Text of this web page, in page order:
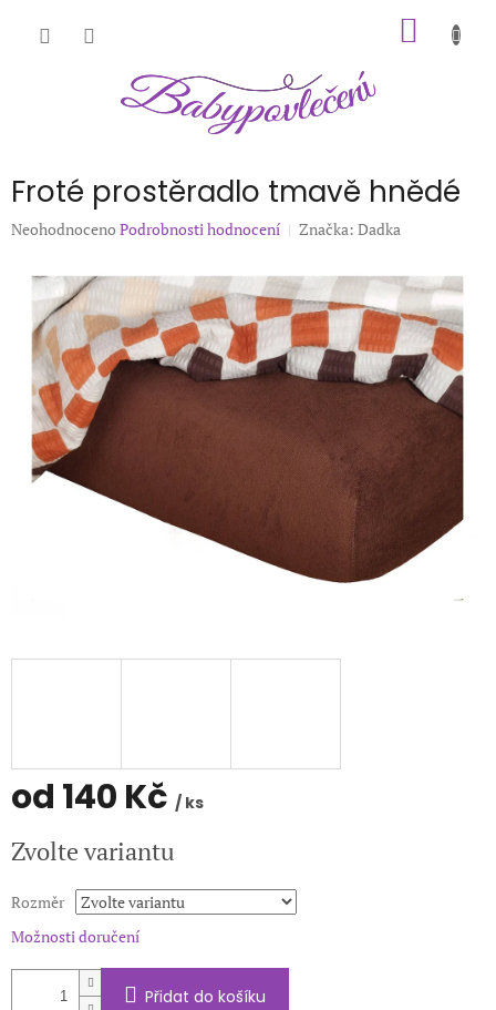
Froté prostěradlo tmavě hnědé
Průměrné
produktu
hvězdiček.
Neohodnoceno Podrobnosti hodnocení Značka: Dadka
od 140 Kč / ks
cena:
Zvolte variantu
Rozměr
Možnosti doručení
Přidat do košíku